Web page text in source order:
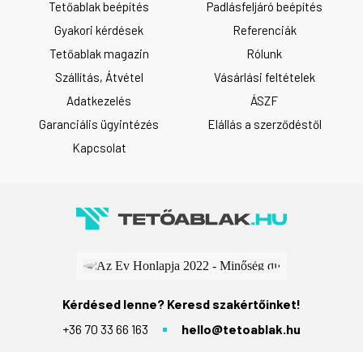
Tetőablak beépítés
Padlásfeljáró beépítés
Gyakori kérdések
Referenciák
Tetőablak magazin
Rólunk
Szállítás, Átvétel
Vásárlási feltételek
Adatkezelés
ÁSZF
Garanciális ügyintézés
Elállás a szerződéstől
Kapcsolat
Kérdésed lenne? Keresd szakértőinket!
+36 70 33 66 163
hello@tetoablak.hu